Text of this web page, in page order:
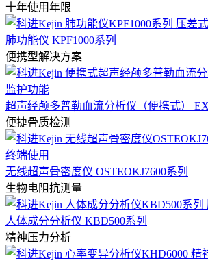
十年使用年限
肺功能仪 KPF1000系列
便携型解决方案
超声经颅多普勒血流分析仪（便携式）
便捷骨质检测
无线超声骨密度仪 OSTEOKJ7600系列
生物电阻抗测量
人体成分分析仪 KBD500系列
精神压力分析